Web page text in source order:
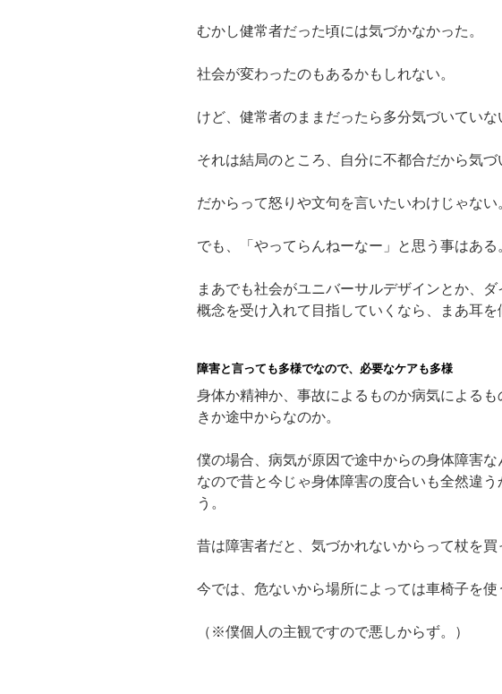
むかし健常者だった頃には気づかなかった。
社会が変わったのもあるかもしれない。
けど、健常者のままだったら多分気づいていな
それは結局のところ、自分に不都合だから気づ
だからって怒りや文句を言いたいわけじゃない
でも、「やってらんねーなー」と思う事はある
まあでも社会がユニバーサルデザインとか、
概念を受け入れて目指していくなら、まあ耳を
障害と言っても多様でなので、必要なケアも多様
身体か精神か、事故によるものか病気による
きか途中からなのか。
僕の場合、病気が原因で途中からの身体障害
なので昔と今じゃ身体障害の度合いも全然違
う。
昔は障害者だと、気づかれないからって杖を買
今では、危ないから場所によっては車椅子を使
（※僕個人の主観ですので悪しからず。）